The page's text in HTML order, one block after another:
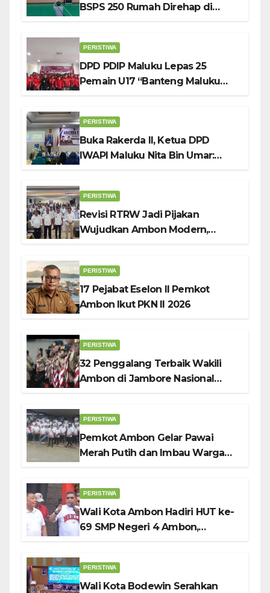
BSPS 250 Rumah Direhap di
PERISTIWA
DPD PDIP Maluku Lepas 25
Pemain U17 “Banteng Maluku
PERISTIWA
Buka Rakerda II, Ketua DPD
IWAPI Maluku Nita Bin Umar:
PERISTIWA
Revisi RTRW Jadi Pijakan
Wujudkan Ambon Modern,
PERISTIWA
17 Pejabat Eselon II Pemkot
Ambon Ikut PKN II 2026
PERISTIWA
32 Penggalang Terbaik Wakili
Ambon di Jambore Nasional
PERISTIWA
Pemkot Ambon Gelar Pawai
Merah Putih dan Imbau Warga
PERISTIWA
Wali Kota Ambon Hadiri HUT ke-
69 SMP Negeri 4 Ambon,
PERISTIWA
Wali Kota Bodewin Serahkan